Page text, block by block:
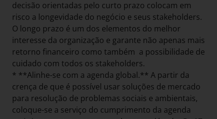
decisão orientadas pelo curto prazo colocam em
risco a longevidade do negócio e seus stakeholders.
O longo prazo é um dos elementos do melhor
interesse da organização e garante não apenas mais
retorno financeiro como também a possibilidade de
cuidado com todos os stakeholders.
* **Alinhe-se com a agenda global.** A partir da
crença de que é possível usar soluções de mercado
para resolução de problemas sociais e ambientais,
coloque-se a serviço do cumprimento da agenda